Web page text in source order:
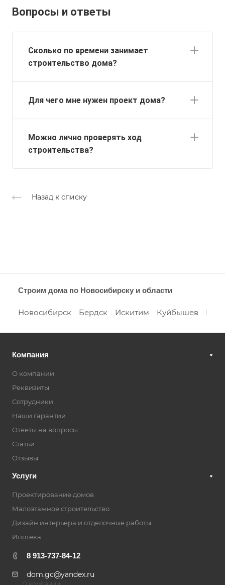
Вопросы и ответы
Сколько по времени занимает
строительство дома?
Для чего мне нужен проект дома?
Можно лично проверять ход
строительства?
Назад к списку
Строим дома по Новосибирску и области
Новосибирск Бердск Искитим Куйбышев
Компания
О компании
Реквизиты
Сотрудники
Наши гарантии
Ответы на вопросы
Статьи
Отзывы
Услуги
Проектирование домов
Малоэтажное строительство
Дизайн интерьера и отделочные работы
Ипотека
8 913-737-84-12
dom.gc@yandex.ru